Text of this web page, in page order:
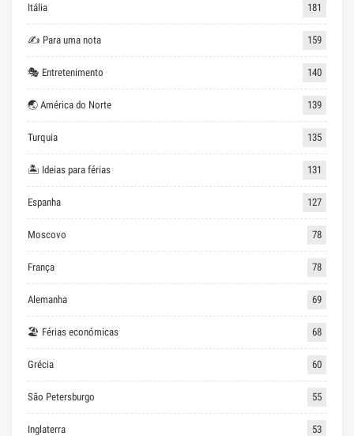
Itália 181
✍ Para uma nota 159
🎭 Entretenimento 140
🌏 América do Norte 139
Turquia 135
🏝 Ideias para férias 131
Espanha 127
Moscovo 78
França 78
Alemanha 69
🏖 Férias económicas 68
Grécia 60
São Petersburgo 55
Inglaterra 53